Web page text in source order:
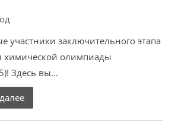
участники заключительного этапа
химической олимпиады
Здесь вы...